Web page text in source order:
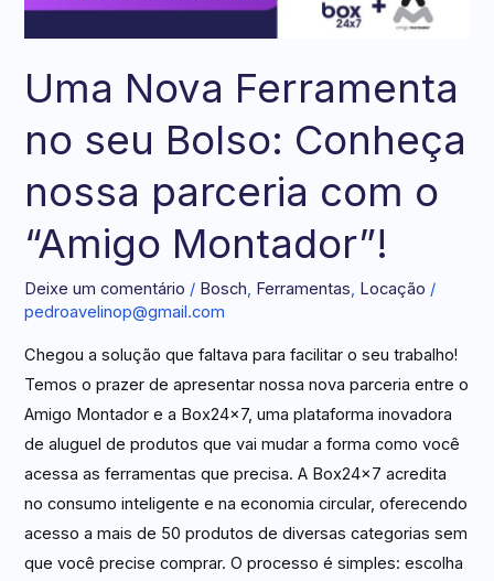
Uma Nova Ferramenta
no seu Bolso: Conheça
nossa parceria com o
“Amigo Montador”!
Deixe um comentário / Bosch, Ferramentas, Locação /
pedroavelinop@gmail.com
Chegou a solução que faltava para facilitar o seu trabalho!
Temos o prazer de apresentar nossa nova parceria entre o
Amigo Montador e a Box24x7, uma plataforma inovadora
de aluguel de produtos que vai mudar a forma como você
acessa as ferramentas que precisa. A Box24x7 acredita
no consumo inteligente e na economia circular, oferecendo
acesso a mais de 50 produtos de diversas categorias sem
que você precise comprar. O processo é simples: escolha